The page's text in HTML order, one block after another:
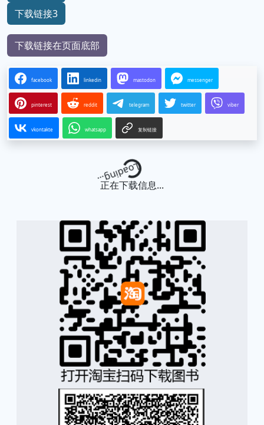
下载链接3
下载链接在页面底部
facebook linkedin mastodon messenger
pinterest reddit telegram twitter viber
vkontakte whatsapp 复制链接
Loading...
正在下载信息...